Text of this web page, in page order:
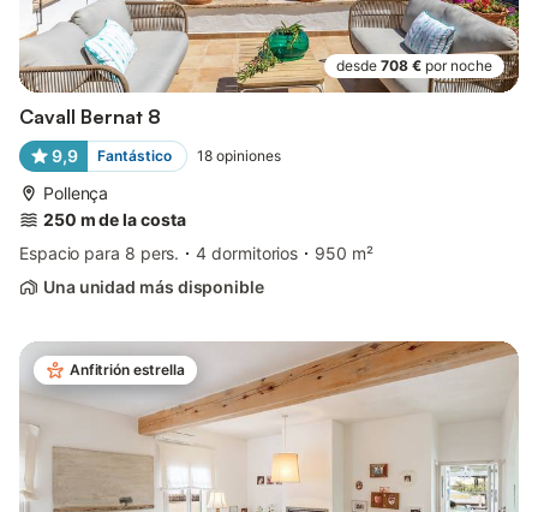
desde 708 € por noche
Cavall Bernat 8
9,9 Fantástico 18 opiniones
Pollença
250 m de la costa
Espacio para 8 pers.
4 dormitorios
950 m²
Una unidad más disponible
Anfitrión estrella